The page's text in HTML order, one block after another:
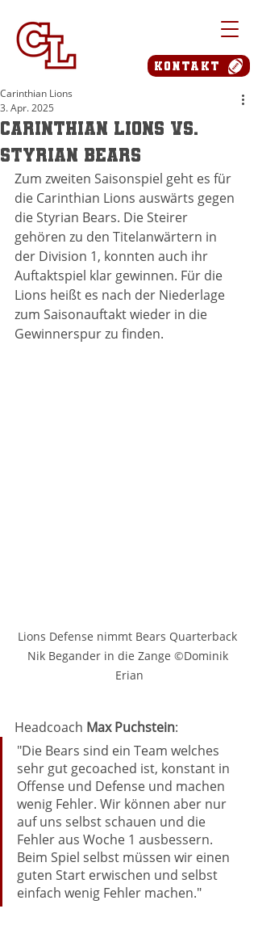
Kontakt
Carinthian Lions vs.
Styrian Bears
Carinthian Lions
3. Apr. 2025
Zum zweiten Saisonspiel geht es für
die Carinthian Lions auswärts gegen
die Styrian Bears. Die Steirer
gehören zu den Titelanwärtern in
der Division 1, konnten auch ihr
Auftaktspiel klar gewinnen. Für die
Lions heißt es nach der Niederlage
zum Saisonauftakt wieder in die
Gewinnerspur zu finden.
Lions Defense nimmt Bears Quarterback
Nik Begander in die Zange ©Dominik
Erian
Headcoach Max Puchstein:
"Die Bears sind ein Team welches
sehr gut gecoached ist, konstant in
Offense und Defense und machen
wenig Fehler. Wir können aber nur
auf uns selbst schauen und die
Fehler aus Woche 1 ausbessern.
Beim Spiel selbst müssen wir einen
guten Start erwischen und selbst
einfach wenig Fehler machen."